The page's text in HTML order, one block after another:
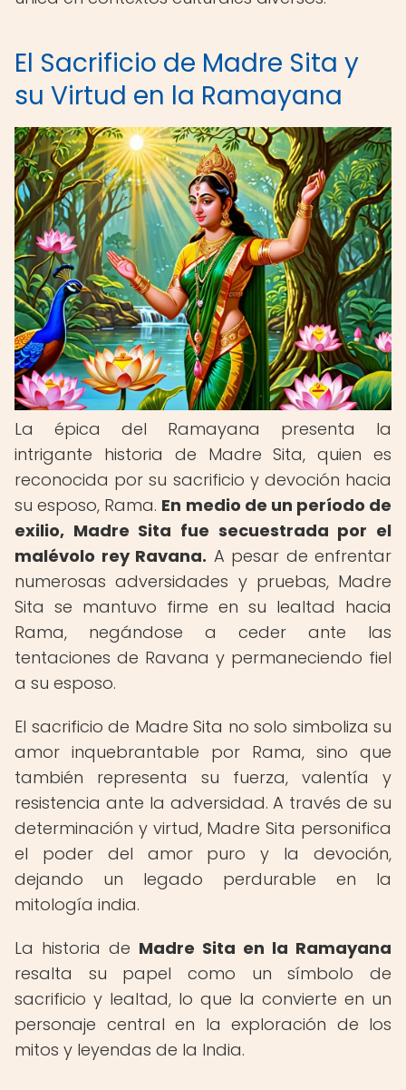
El Sacrificio de Madre Sita y
su Virtud en la Ramayana
La épica del Ramayana presenta la
intrigante historia de Madre Sita, quien es
reconocida por su sacrificio y devoción hacia
su esposo, Rama. En medio de un período de
exilio, Madre Sita fue secuestrada por el
malévolo rey Ravana. A pesar de enfrentar
numerosas adversidades y pruebas, Madre
Sita se mantuvo firme en su lealtad hacia
Rama, negándose a ceder ante las
tentaciones de Ravana y permaneciendo fiel
a su esposo.
El sacrificio de Madre Sita no solo simboliza su
amor inquebrantable por Rama, sino que
también representa su fuerza, valentía y
resistencia ante la adversidad. A través de su
determinación y virtud, Madre Sita personifica
el poder del amor puro y la devoción,
dejando un legado perdurable en la
mitología india.
La historia de Madre Sita en la Ramayana
resalta su papel como un símbolo de
sacrificio y lealtad, lo que la convierte en un
personaje central en la exploración de los
mitos y leyendas de la India.